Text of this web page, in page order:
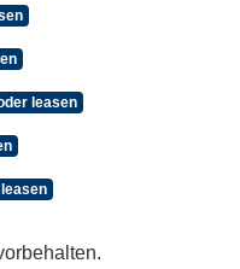
leasen